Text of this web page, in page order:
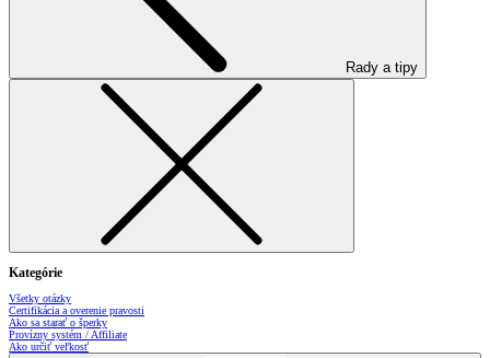
Rady a tipy
Kategórie
Všetky otázky
Certifikácia a overenie pravosti
Ako sa starať o šperky
Provízny systém / Affiliate
Ako určiť veľkosť